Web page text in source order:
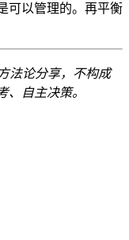
可以管理的。再平衡
法论分享，不构成
、自主决策。